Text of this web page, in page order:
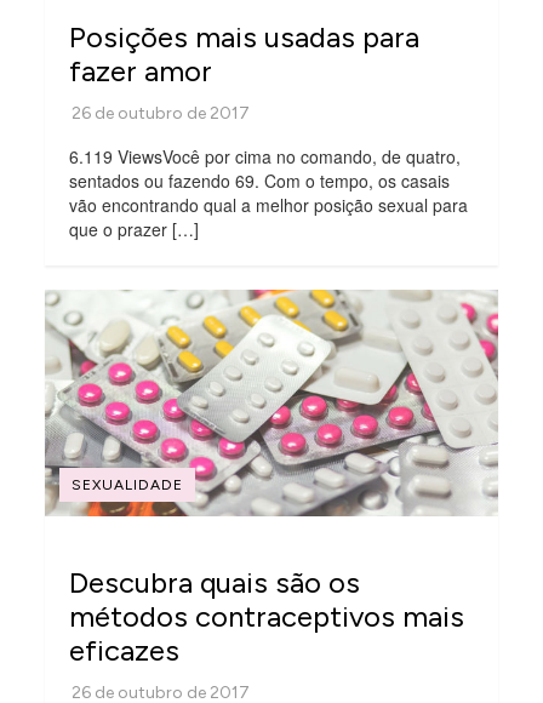
Posições mais usadas para
fazer amor
6.119 ViewsVocê por cima no comando, de quatro,
sentados ou fazendo 69. Com o tempo, os casais
vão encontrando qual a melhor posição sexual para
que o prazer […]
SEXUALIDADE
Descubra quais são os
métodos contraceptivos mais
eficazes